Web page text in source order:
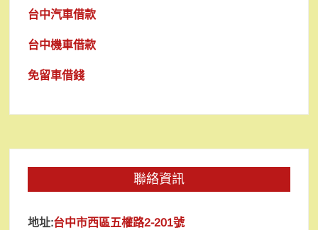
台中汽車借款
台中機車借款
免留車借錢
聯絡資訊
地址:台中市西區五權路2-201號